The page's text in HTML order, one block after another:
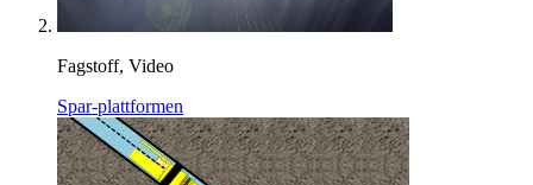
Fagstoff, Video
Spar-plattformen